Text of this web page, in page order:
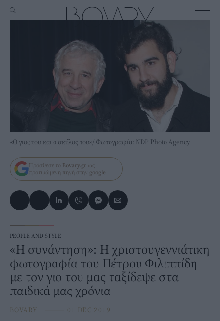
«Ο γιος του και ο σκύλος του»/ Φωτογραφία: NDP Photo Agency
Πρόσθεσε το Bovary.gr ως
προτιμώμενη πηγή στην google
PEOPLE AND STYLE
«Η συνάντηση»: Η χριστουγεννιάτικη
φωτογραφία του Πέτρου Φιλιππίδη
με τον γιο του μας ταξίδεψε στα
παιδικά μας χρόνια
BOVARY ⸻ 01 DEC 2019